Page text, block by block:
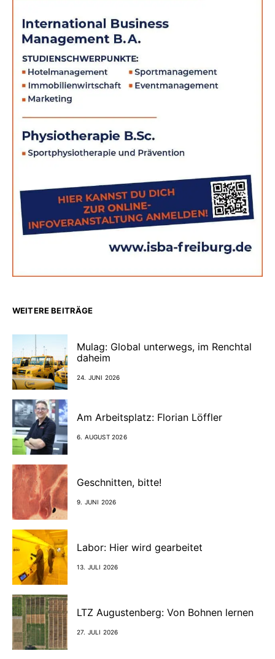
WEITERE BEITRÄGE
Mulag: Global unterwegs, im Renchtal
daheim
24. JUNI 2026
Am Arbeitsplatz: Florian Löffler
6. AUGUST 2026
Geschnitten, bitte!
9. JUNI 2026
Labor: Hier wird gearbeitet
13. JULI 2026
LTZ Augustenberg: Von Bohnen lernen
27. JULI 2026